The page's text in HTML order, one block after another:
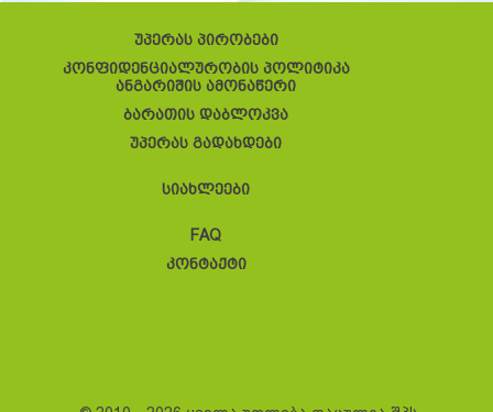
უპერას პირობები
კონფიდენციალურობის პოლიტიკა
ანგარიშის ამონაწერი
ბარათის დაბლოკვა
უპერას გადახდები
სიახლეები
FAQ
კონტაქტი